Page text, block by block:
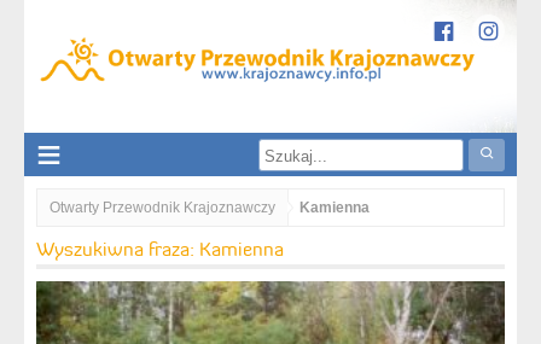
Otwarty Przewodnik Krajoznawczy Kamienna
Wyszukiwna fraza: Kamienna